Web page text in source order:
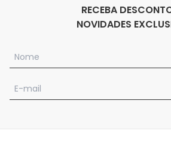
RECEBA
NOVIDADES